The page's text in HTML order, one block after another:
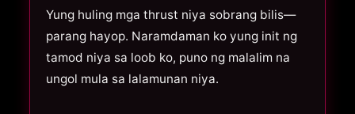
Yung huling mga thrust niya sobrang bilis—
parang hayop. Naramdaman ko yung init ng
tamod niya sa loob ko, puno ng malalim na
ungol mula sa lalamunan niya.